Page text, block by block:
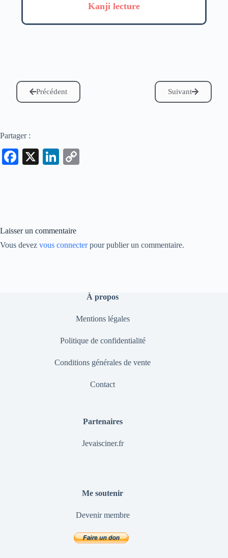
Kanji lecture
Précédent Suivant
Partager :
Fa
X
Li
Laisser un commentaire
Vous devez vous connecterpour publier un commentaire.
À propos
Mentions légales
Politique de confidentialité
Conditions générales de vente
Contact
Partenaires
Jevaisciner.fr
Me soutenir
Devenir membre